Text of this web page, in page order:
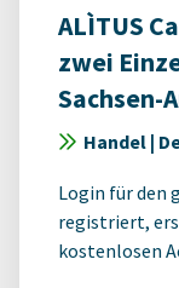
ALÌTUS
zwei
Sachsen-
Handel |
Login für den
registriert,
kostenlosen